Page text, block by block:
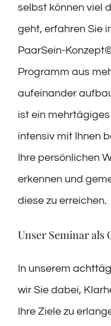
selbst können viel
geht, erfahren Sie
PaarSein-
Programm aus
aufeinander
ist ein
intensiv mit Ihnen
Ihre persönlichen
erkennen und
diese zu erreichen.
Unser Seminar als
In unserem
wir Sie dabei,
Ihre Ziele zu